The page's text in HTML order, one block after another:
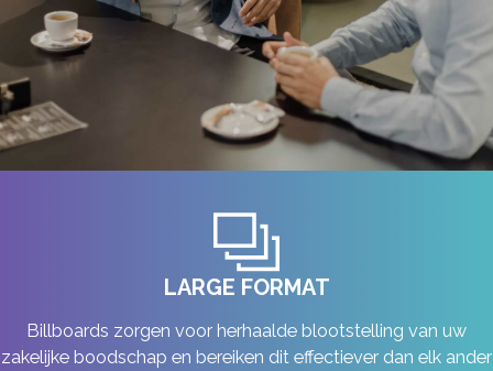
LARGE FORMAT
Billboards zorgen voor herhaalde blootstelling van uw
zakelijke boodschap en bereiken dit effectiever dan elk ander